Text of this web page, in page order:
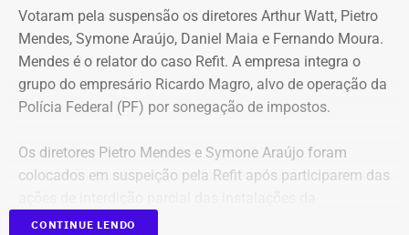
Votaram pela suspensão os diretores Arthur Watt, Pietro
Mendes, Symone Araújo, Daniel Maia e Fernando Moura.
Mendes é o relator do caso Refit. A empresa integra o
grupo do empresário Ricardo Magro, alvo de operação da
Polícia Federal (PF) por sonegação de impostos.
Os diretores Pietro Mendes e Symone Araújo foram
colocados em suspeição pela Refit após participarem das
companhia em setembro de 2025.
CONTINUE LENDO